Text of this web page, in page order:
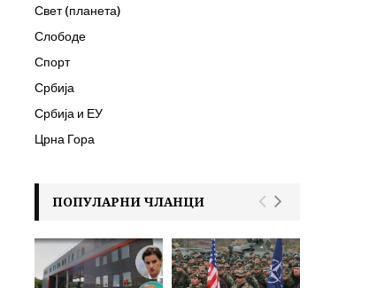
Свет (планета)
Слободе
Спорт
Србија
Србија и ЕУ
Црна Гора
ПОПУЛАРНИ ЧЛАНЦИ